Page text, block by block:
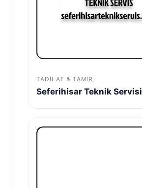
TADILAT & TAMIR
Seferihisar Teknik Servisi